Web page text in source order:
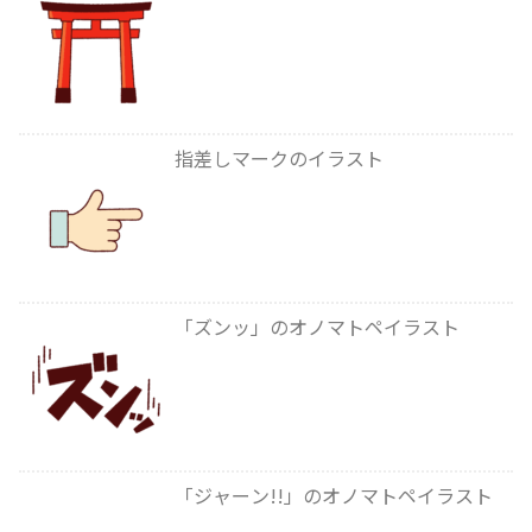
指差しマークのイラスト
「ズンッ」のオノマトペイラスト
「ジャーン!!」のオノマトペイラスト